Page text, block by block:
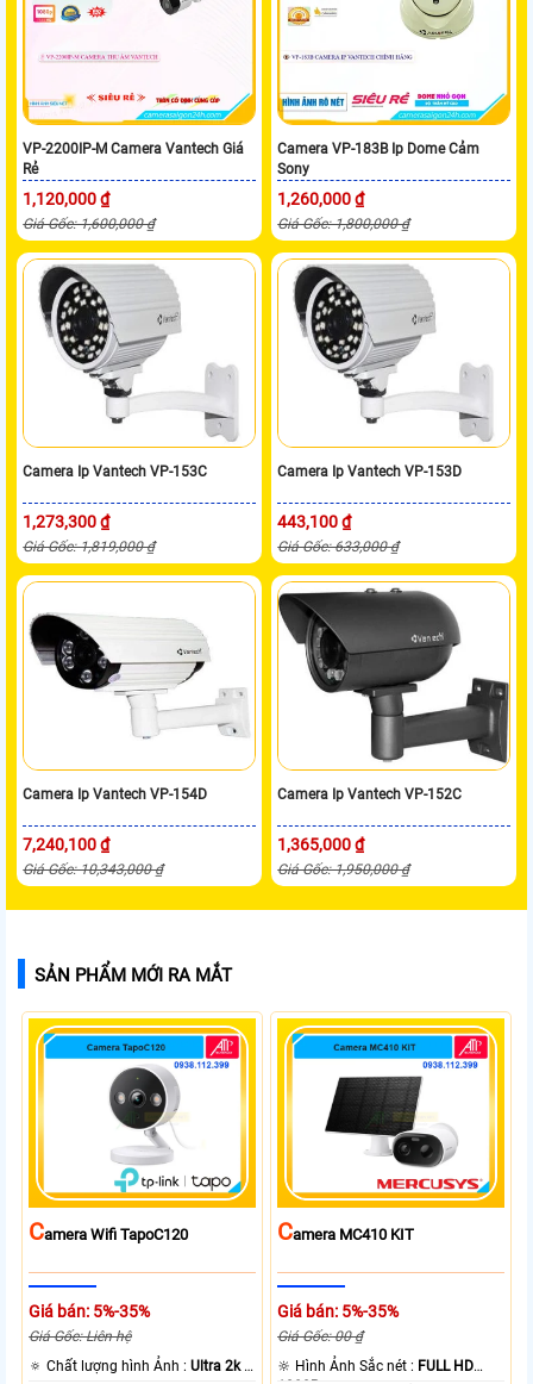
VP-2200IP-M Camera Vantech Giá
Rẻ
1,120,000 ₫
Giá Gốc: 1,600,000 ₫
Camera VP-183B Ip Dome Cảm
Sony
1,260,000 ₫
Giá Gốc: 1,800,000 ₫
Camera Ip Vantech VP-153C
1,273,300 ₫
Giá Gốc: 1,819,000 ₫
Camera Ip Vantech VP-153D
443,100 ₫
Giá Gốc: 633,000 ₫
Camera Ip Vantech VP-154D
7,240,100 ₫
Giá Gốc: 10,343,000 ₫
Camera Ip Vantech VP-152C
1,365,000 ₫
Giá Gốc: 1,950,000 ₫
SẢN PHẨM MỚI RA MẮT
CAmera Wifi TapoC120
Giá bán: 5%-35%
Giá Gốc: Liên hệ
🔅 Chất lượng hình Ảnh :Ultra 2k +
CAmera MC410 KIT
Giá bán: 5%-35%
Giá Gốc: 00 ₫
🔆 Hình Ảnh Sắc nét : FULL HD